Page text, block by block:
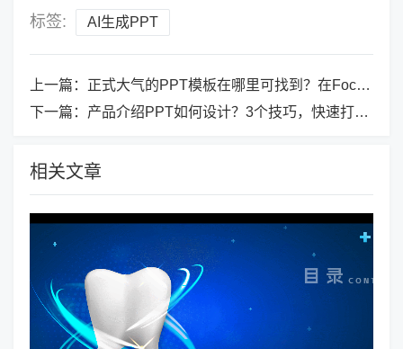
标签: AI生成PPT
上一篇： 正式大气的PPT模板在哪里可找到？在Focusky这个ppt制作软件！
下一篇： 产品介绍PPT如何设计？3个技巧，快速打造说服力十足的展示
相关文章